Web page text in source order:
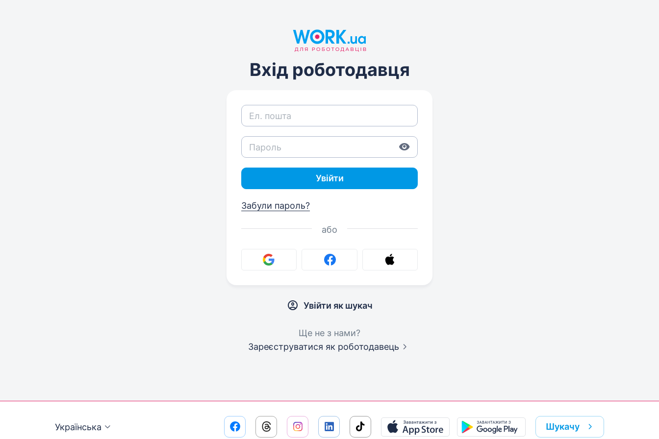
Вхід роботодавця
Увійти
Забули пароль?
або
Увійти як шукач
Ще не з нами?
Зареєструватися як роботодавець
Українська Шукачу